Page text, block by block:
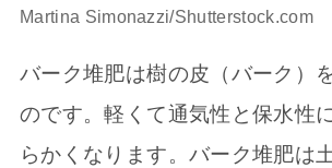
Martina Simonazzi/Shutterstock.com
バーク堆肥は樹の皮（バーク）
のです。軽くて通気性と保水性
らかくなります。バーク堆肥は